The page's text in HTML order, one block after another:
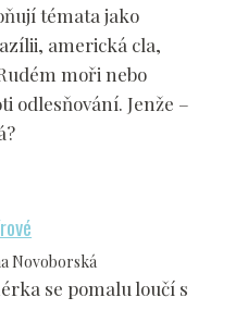
témata jako
americká cla,
moři nebo
odlesňování. Jenže –
Novoborská
se pomalu loučí s